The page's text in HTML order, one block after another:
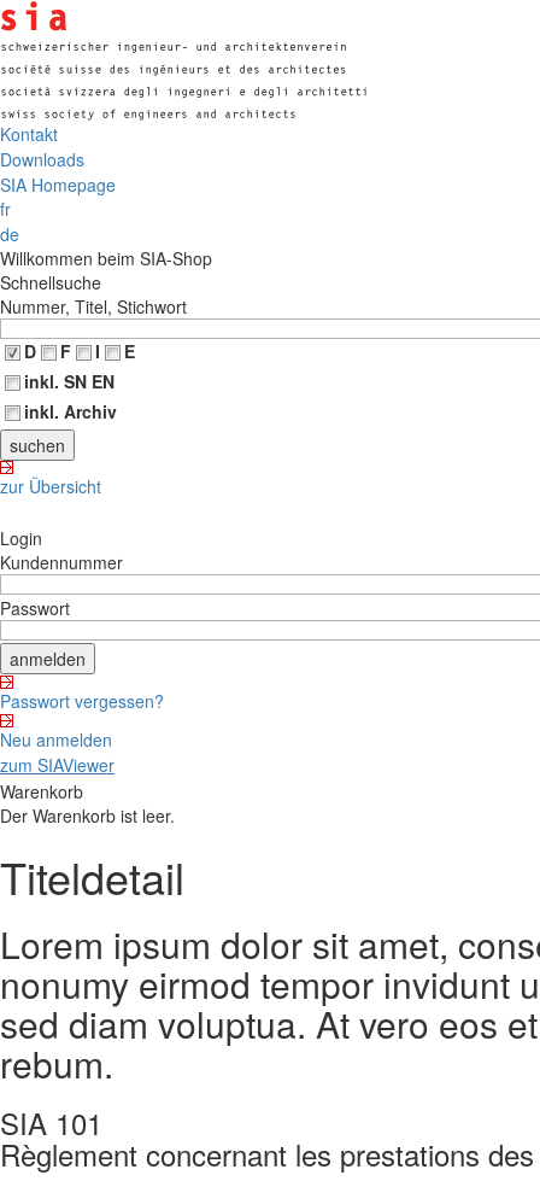
Kontakt
Downloads
SIA Homepage
fr
de
Willkommen beim SIA-Shop
Schnellsuche
Nummer, Titel, Stichwort
D
F I
E
inkl. SN EN
inkl. Archiv
zur Übersicht
Login
Kundennummer
Passwort
Passwort vergessen?
Neu anmelden
zum SIAViewer
Warenkorb
Der Warenkorb ist leer.
Titeldetail
Lorem ipsum dolor sit amet,
nonumy eirmod tempor invidunt
sed diam voluptua. At vero eos
rebum.
SIA 101
Règlement concernant les prestations